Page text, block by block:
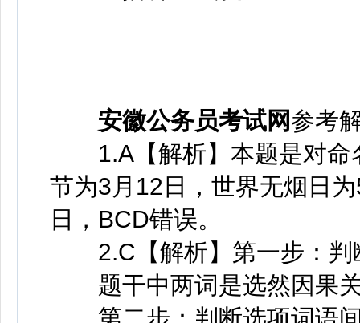
安徽公务员考试网参考
1.A【解析】本题是对命
节为3月12日，世界无烟日
日，BCD错误。
2.C【解析】第一步：判
题干中两词是选然因果关